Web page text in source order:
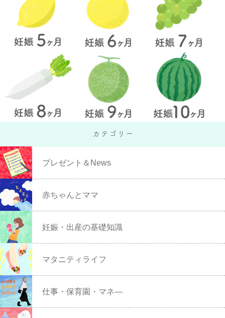
プレゼント＆News
赤ちゃんとママ
妊娠・出産の基礎知識
マタニティライフ
仕事・保育園・マネ―